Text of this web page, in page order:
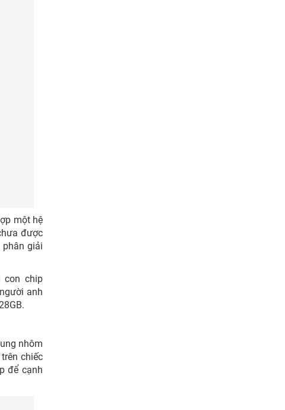
một hệ
được
giải
con chip
anh
nhôm
chiếc
để cạnh